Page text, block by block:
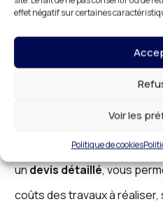
effet négatif sur certaines
Voir les
Politique de cookies
Des Tarifs Qui
Votre
ChezDR HABITAT, nous
compétitifs à
budget. Avant toute
undevis détaillé, vous
coûts des travaux à